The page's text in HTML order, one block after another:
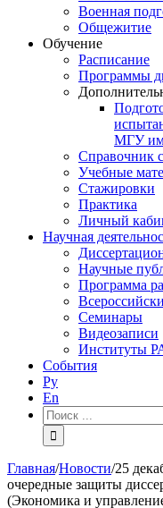
Военная
Общежитие
Обучение
Расписание
Программы
МГУ
Справочник
Учебные
Стажировки
Практика
Личный
Научная
Научные
Программа
Семинары
Видеозаписи
Институты
События
Ру
En
Результат
поиска:
Главная/Новости/25
очередные защиты
(Экономика и